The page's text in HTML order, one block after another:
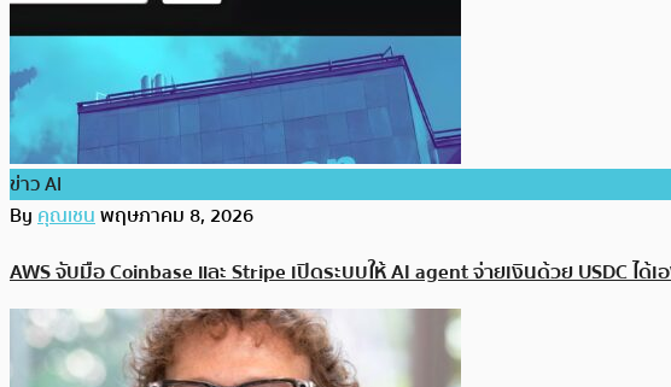
ข่าว AI
Byคุณเชนพฤษภาคม 8, 2026
AWS จับมือ Coinbase และ Stripe เปิดระบบให้ AI agent จ่ายเงินด้วย USDC ได้เ